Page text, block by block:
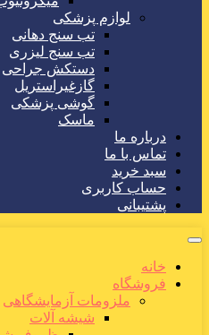
لوازم پزشکی
تب سنج دهانی
تب سنج لیزری
دستکش جراحی
گازغیراستریل
گوشی پزشکی
ماسک
درباره ما
تماس با ما
سبد خرید
حساب کاربری
پشتیبانی
خانه
فروشگاه
ملزومات آزمایشگاهی
شیشه آلات